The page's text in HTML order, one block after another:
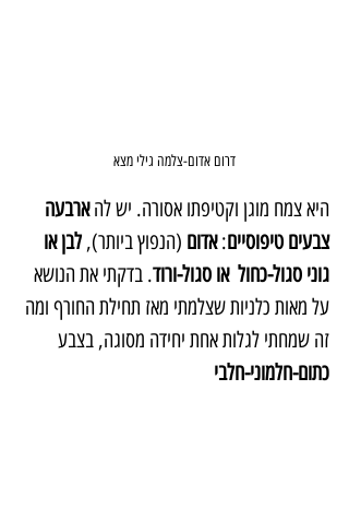
דרום אדום-צלמה גילי מצא
היא צמח מוגן וקטיפתו אסורה. יש לה ארבעה
צבעים טיפוסיים: אדום (הנפוץ ביותר), לבן או
גוני סגול-כחול  או סגול-ורוד. בדקתי את הנושא
על מאות כלניות שצלמתי מאז תחילת החורף ומה
זה שמחתי לגלות אחת יחידה מסוגה, בצבע
כתום-חלמוני-חלבי